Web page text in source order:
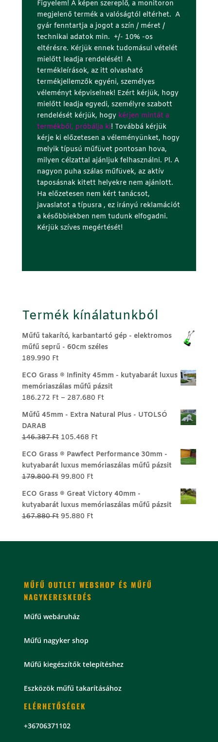
Figyelem! A képen szereplő, a monitoron
megjelenő termék a valóságtól eltérhet. A
gyár fenntartja a jogot a szín / méret /
technikai adatok min. +/- 10% -os
eltérésre. Kérjük ennek tudomásul vételét
mielőtt leadja rendelését! A
termékleírások, az itt olvasható
termékjellemzők egyéni, személyes
véleményt képviselnek! Ezért kérjük, hogy
mielőtt leadja egyedi, személyre szabott
rendelését kérjük, hogy kérjen mintát a
termékből, próbálja ki! Továbbá kérjük
kérje ki előzetesen a véleményünket, hogy
melyik típusú műfüvet pontosan hova,
milyen célzattal ajánljuk felhasználni. Pl. A
nagyon puha szálas műfüvek, az aktív
taposásnak kitett helyekre nem ajánlott.
Ha előzetesen nem kért tanácsot,
javaslatot a típusra , ez irányú reklamációt
a későbbiekben nem tudunk elfogadni.
Kérjük szíves megértését!
Termék kínálatunkból
Műfű takarító, karbantartó gép - elektromos
műfű seprű - 60cm széles
189.990 Ft
ECO Grass ® Infinity 45mm - kutyabarát luxus
memóriaszálas műfű pázsit
186.272 Ft – 287.680 FtÁrtartomány:
Műfű 45mm - Extra Natural Plus - UTOLSÓ
DARAB
146.387Ft Original
105.468 FtCurrent
is:
ECO Grass ® Pawfect Performance 30mm -
kutyabarát luxus memóriaszálas műfű pázsit
179.800Ft Original
99.800 FtCurrent
is:
ECO Grass ® Great Victory 40mm -
kutyabarát luxus memóriaszálas műfű pázsit
167.880Ft Original
95.880 FtCurrent
MŰFŰ OUTLET WEBSHOP ÉS MŰFŰ
NAGYKERESKEDÉS
Műfű webáruház
Műfű nagyker shop
Műfű kiegészítők telepítéshez
Eszközök műfű takarításához
ELÉRHETŐSÉGEK
+36706371102